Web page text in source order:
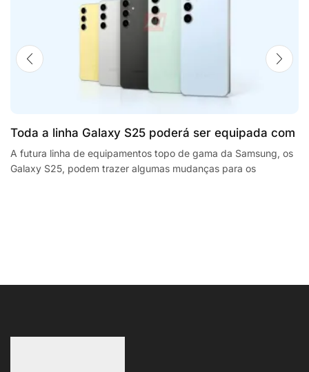
Toda a linha Galaxy S25 poderá ser equipada com
processadores SnapdragonSegway Ninebot E2,
F2 Plus, and MaxG2 e-scooters review
A futura linha de equipamentos topo de gama da Samsung, os
Galaxy S25, podem trazer algumas mudanças para os